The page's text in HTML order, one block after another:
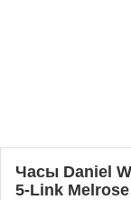
Часы Daniel
5-Link